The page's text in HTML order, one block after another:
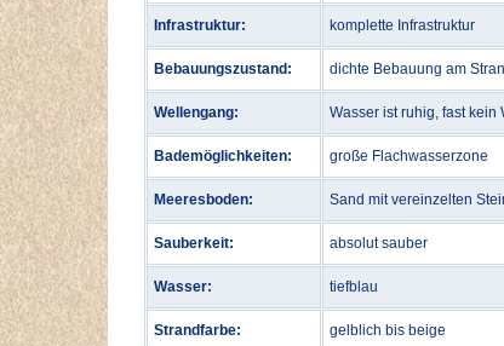
Infrastruktur: komplette Infrastruktur
Bebauungszustand: dichte Bebauung am
Wellengang: Wasser ist ruhig, fast kein
Bademöglichkeiten: große Flachwasserzone
Meeresboden: Sand mit vereinzelten
Sauberkeit: absolut sauber
Wasser: tiefblau
Strandfarbe: gelblich bis beige